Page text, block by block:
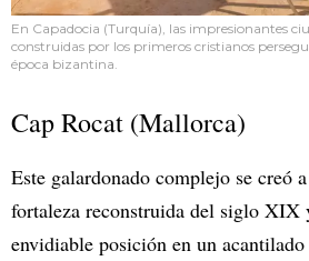
En Capadocia (Turquía), las impresionantes
construidas por los primeros cristianos
época bizantina.
Cap Rocat (Mallorca)
Este galardonado complejo se creó
fortaleza reconstruida del siglo XIX
envidiable posición en un